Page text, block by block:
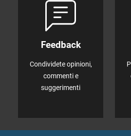
Feedback
Condividete opinioni,
commenti e
suggerimenti